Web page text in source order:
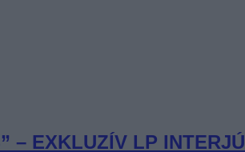
– EXKLUZÍV LP INTERJÚ